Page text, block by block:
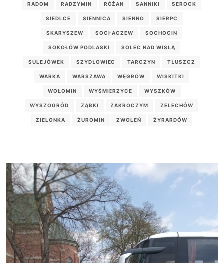
RADOM RADZYMIN RÓŻAN SANNIKI SEROCK
SIEDLCE SIENNICA SIENNO SIERPC
SKARYSZEW SOCHACZEW SOCHOCIN
SOKOŁÓW PODLASKI SOLEC NAD WISŁĄ
SULEJÓWEK SZYDŁOWIEC TARCZYN TŁUSZCZ
WARKA WARSZAWA WĘGRÓW WISKITKI
WOŁOMIN WYŚMIERZYCE WYSZKÓW
WYSZOGRÓD ZĄBKI ZAKROCZYM ŻELECHÓW
ZIELONKA ŻUROMIN ZWOLEŃ ŻYRARDÓW